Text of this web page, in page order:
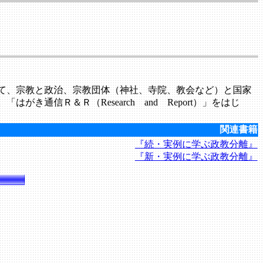
宗教と政治、宗教団体（神社、寺院、教会など）と国家
「はがき通信Ｒ＆Ｒ（Research and Report）」をはじ
関連書籍
『続・実例に学ぶ政教分離』
『新・実例に学ぶ政教分離』